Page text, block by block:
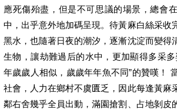
應死傷殆盡，但是不可思議的場景，總會
中，出乎意外地加碼呈現。待黃麻白絲采收
黑水，也隨著日夜的潮汐，逐漸沈淀而變得
生物，讓劫難過后的水中，更加顯得多采
年歲歲人相似，歲歲年年魚不同”的贊嘆！
社會，人力在鄉村不虞匱乏，因此每逢黃麻
鄰右舍幾乎全員出動，滿園搶割、占地剝皮